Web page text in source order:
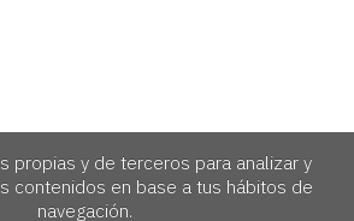
propias y de terceros para analizar y
contenidos en base a tus hábitos de
navegación.